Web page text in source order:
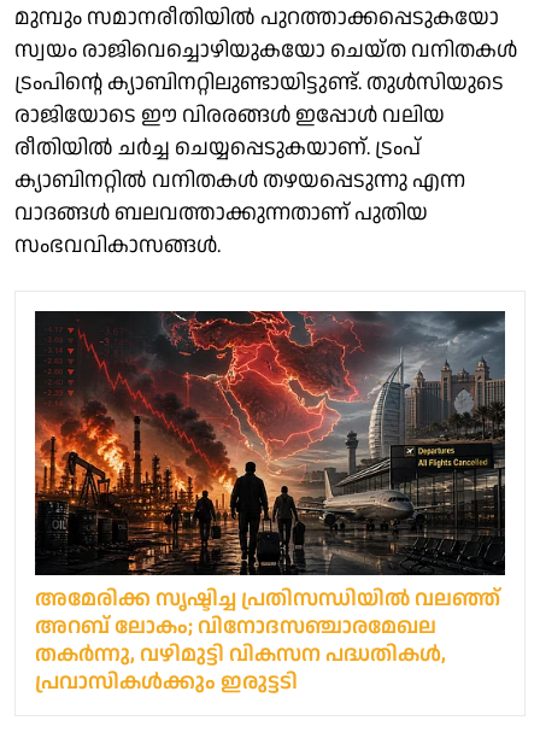
മുമ്പും സമാനരീതിയിൽ പുറത്താക്കപ്പെടുകയോ
സ്വയം രാജിവെച്ചൊഴിയുകയോ ചെയ്ത വനിതകൾ
ട്രംപിന്റെ ക്യാബിനറ്റിലുണ്ടായിട്ടുണ്ട്. തുൾസിയുടെ
രാജിയോടെ ഈ വിരരങ്ങൾ ഇപ്പോൾ വലിയ
രീതിയിൽ ചർച്ച ചെയ്യപ്പെടുകയാണ്. ട്രംപ്
ക്യാബിനറ്റിൽ വനിതകൾ തഴയപ്പെടുന്നു എന്ന
വാദങ്ങൾ ബലവത്താക്കുന്നതാണ് പുതിയ
സംഭവവികാസങ്ങൾ.
അമേരിക്ക സൃഷ്ടിച്ച പ്രതിസന്ധിയിൽ വലഞ്ഞ്
അറബ് ലോകം; വിനോദസഞ്ചാരമേഖല
തകർന്നു, വഴിമുട്ടി വികസന പദ്ധതികള്‍,
പ്രവാസികള്‍ക്കും ഇരുട്ടടി